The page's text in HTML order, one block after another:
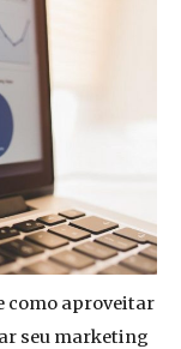
como aproveitar
seu marketing